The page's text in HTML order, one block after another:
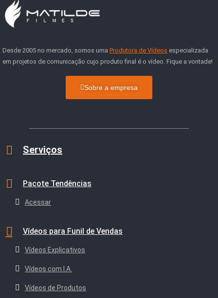
Desde 2005 no mercado, somos uma Produtora de Vídeos especializada
em projetos de comunicação cujo produto final é o vídeo. Fique a vontade!
Sobre a empresa
Serviços
Pacote Tendências
Acessar
Vídeos para Funil de Vendas
Vídeos Explicativos
Vídeos com I.A.
Vídeos de Produtos